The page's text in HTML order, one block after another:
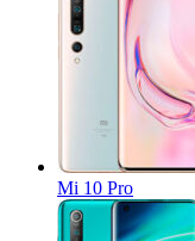
Mi 10 Pro